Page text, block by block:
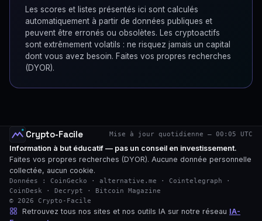
Les scores et listes présentés ici sont calculés
automatiquement à partir de données publiques et
peuvent être erronés ou obsolètes. Les cryptoactifs
sont extrêmement volatils : ne risquez jamais un capital
dont vous avez besoin. Faites vos propres recherches
(DYOR).
Crypto-Facile Mise à jour quotidienne — 00:05 UTC
Information à but éducatif — pas un conseil en investissement.
Faites vos propres recherches (DYOR). Aucune donnée personnelle
collectée, aucun cookie.
Données : CoinGecko · alternative.me · Cointelegraph ·
CoinDesk · Decrypt · Bitcoin Magazine
© 2026 Crypto-Facile
Retrouvez tous nos sites et nos outils IA sur notre réseau IA-